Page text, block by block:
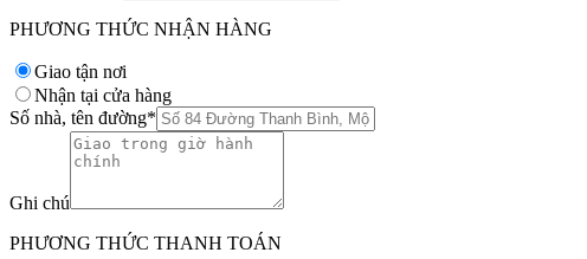
PHƯƠNG THỨC NHẬN HÀNG
Giao tận nơi
Nhận tại cửa hàng
Số nhà, tên đường*
Ghi chú
PHƯƠNG THỨC THANH TOÁN